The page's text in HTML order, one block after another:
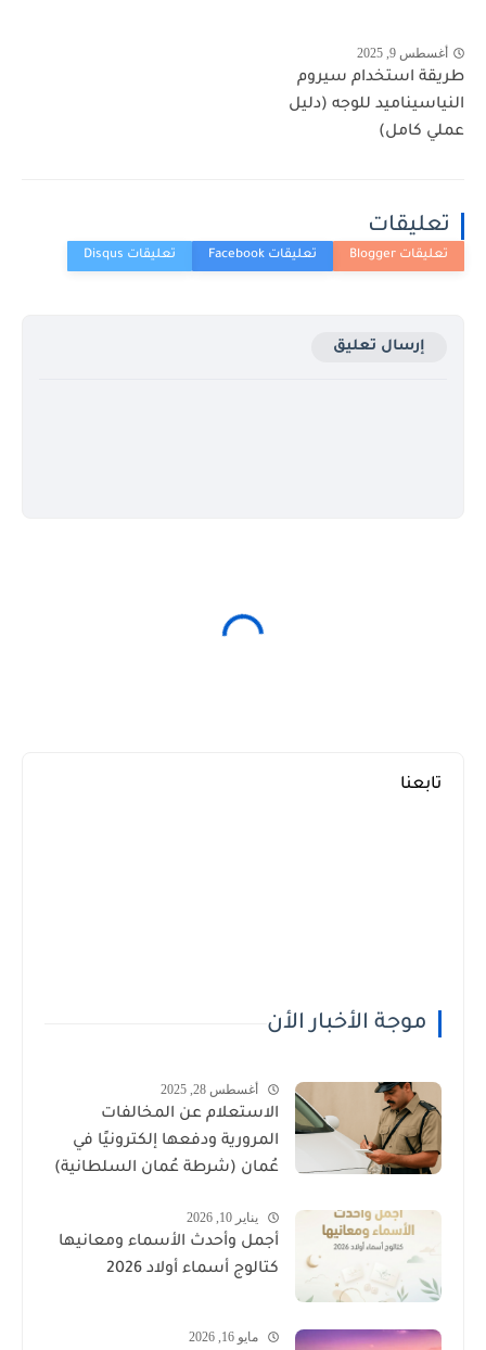
أغسطس 9, 2025
طريقة استخدام سيروم
النياسيناميد للوجه (دليل
عملي كامل)
تعليقات
إرسال تعليق
تابعنا
موجة الأخبار الأن
أغسطس 28, 2025
الاستعلام عن المخالفات
المرورية ودفعها إلكترونيًا في
عُمان (شرطة عُمان السلطانية)
يناير 10, 2026
أجمل وأحدث الأسماء ومعانيها
كتالوج أسماء أولاد 2026
مايو 16, 2026